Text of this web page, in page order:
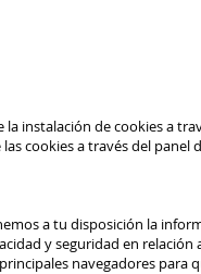
instalación de cookies a
cookies a través del panel
a tu disposición la
y seguridad en relación
navegadores para